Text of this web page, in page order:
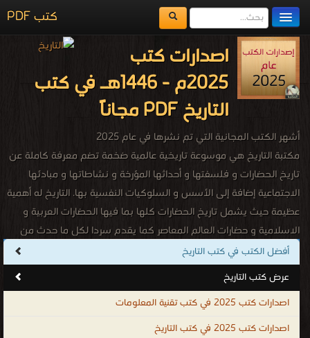
كتب PDF
مكتبة الكتب
المكتبات
يُقرأ حالياً
اضف كتاب
اصدارات كتب
2025م - 1446هـ في كتب
التاريخ PDF مجاناً
أشهر الكتب المجانية التي تم نشرها في عام 2025
مكتبة التاريخ هي موسوعة تاريخية عالمية ضخمة تضم معرفة كاملة عن
تاريخ الحضارات و فلسفتها و أحداثها المؤرخة و نشاطاتها و مبادئها
الاجتماعية إضافة إلى الأسس و السلوكيات النفسية بها. التاريخ له أهمية
عظيمة حيث يشمل تاريخ الحضارات كلها بما فيها الحضارات العربية و
الاسلامية و حضارات العالم المعاصر كما يقدم سردا لكل ما حدث من
أحداث تاريخية في شتى البلدان فيكون بذلك هو الأساس في المحافظة
على تاريخ و عادات و تقاليد الدول و الحضارات كما يقوم بالتأشير على
السمات التى كانت و مازالت تميز كل حضارة على حدة سواء كانت هذة
الحضارات شرقية أم غربية و لا ننسى انه يلعب الدور الاكبر و الاهم فى
توثيق و تسجيل كل ما تم التوصل إليه من إنجازات مع ضرورة ذكر
أفضل الكتب في كتب التاريخ
عرض كتب التاريخ
اصدارات كتب 2025 في كتب تقنية المعلومات
اصدارات كتب 2025 في كتب التاريخ